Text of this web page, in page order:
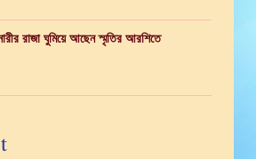
রাজা ঘুমিয়ে আছেন স্মৃতির আরশিতে